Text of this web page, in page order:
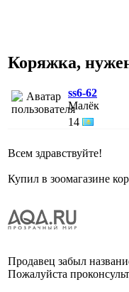
Коряжка,
ss6-62
Малёк
14
Всем здравствуйте!
Купил в зоомагазине
Продавец забыл
Пожалуйста